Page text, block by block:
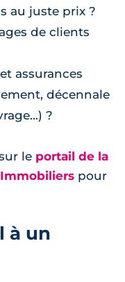
au juste prix ?
de clients
assurances
décennale
?
le portail de la
pour
à un